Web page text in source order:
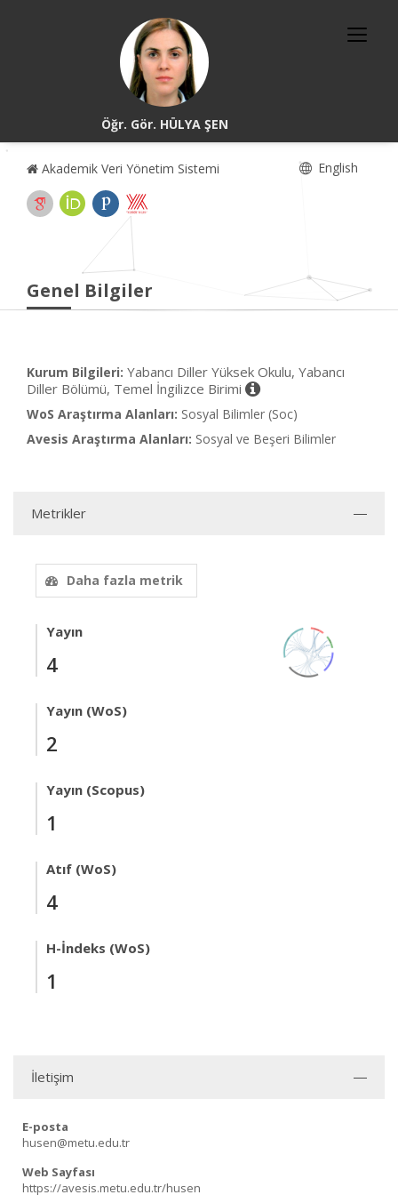
Öğr. Gör. HÜLYA ŞEN
Akademik Veri Yönetim Sistemi English
Genel Bilgiler
Kurum Bilgileri: Yabancı Diller Yüksek Okulu, Yabancı
Diller Bölümü, Temel İngilizce Birimi
WoS Araştırma Alanları: Sosyal Bilimler (Soc)
Avesis Araştırma Alanları: Sosyal ve Beşeri Bilimler
Metrikler
Daha fazla metrik
Yayın
4
Yayın (WoS)
2
Yayın (Scopus)
1
Atıf (WoS)
4
H-İndeks (WoS)
1
İletişim
E-posta
husen@metu.edu.tr
Web Sayfası
https://avesis.metu.edu.tr/husen